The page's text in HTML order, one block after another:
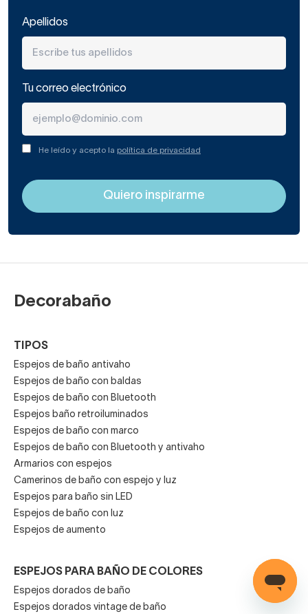
Apellidos
Tu correo electrónico
He leído y acepto la política de privacidad
Decorabaño
TIPOS
Espejos de baño antivaho
Espejos de baño con baldas
Espejos de baño con Bluetooth
Espejos baño retroiluminados
Espejos de baño con marco
Espejos de baño con Bluetooth y antivaho
Armarios con espejos
Camerinos de baño con espejo y luz
Espejos para baño sin LED
Espejos de baño con luz
Espejos de aumento
ESPEJOS PARA BAÑO DE COLORES
Espejos dorados de baño
Espejos dorados vintage de baño